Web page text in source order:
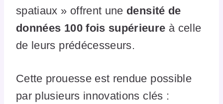
spatiaux » offrent une densité de
données 100 fois supérieure à celle
de leurs prédécesseurs.
Cette prouesse est rendue possible
par plusieurs innovations clés :